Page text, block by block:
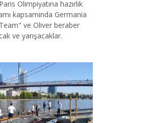
Olimpiyatına hazırlık
kapsamında Germania
ve Oliver beraber
ve yarışacaklar.